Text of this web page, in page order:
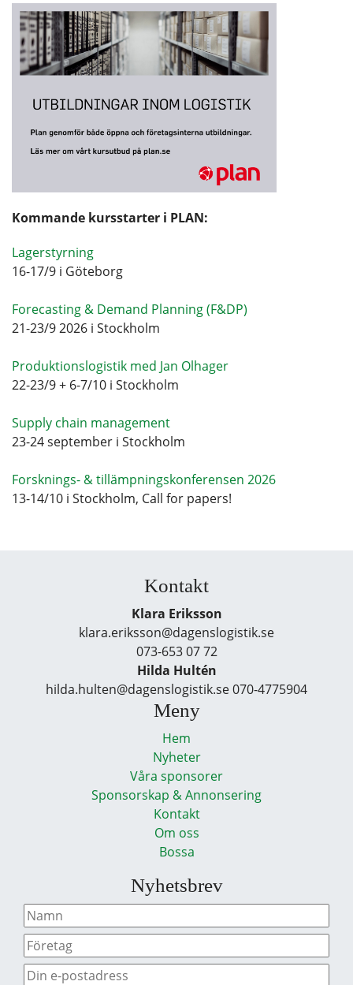
Kommande kursstarter i PLAN:
Lagerstyrning
16-17/9 i Göteborg
Forecasting & Demand Planning (F&DP)
21-23/9 2026 i Stockholm
Produktionslogistik med Jan Olhager
22-23/9 + 6-7/10 i Stockholm
Supply chain management
23-24 september i Stockholm
Forsknings- & tillämpningskonferensen 2026
13-14/10 i Stockholm, Call for papers!
Kontakt
Klara Eriksson
klara.eriksson@dagenslogistik.se
073-653 07 72
Hilda Hultén
hilda.hulten@dagenslogistik.se 070-4775904
Meny
Hem
Nyheter
Våra sponsorer
Sponsorskap & Annonsering
Kontakt
Om oss
Bossa
Nyhetsbrev